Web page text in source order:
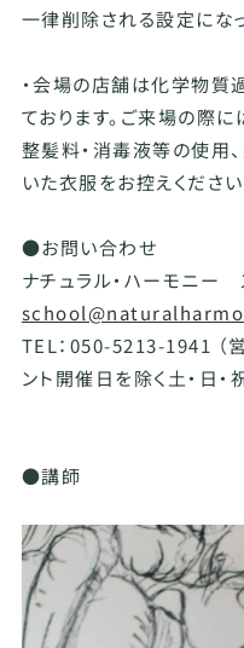
一律削除される設定にな
・会場の店舗は化学物質
ております。ご来場の際
整髪料・消毒液等の使用
いた衣服をお控えくださ
●お問い合わせ
ナチュラル・ハーモニー
TEL：050-5213-1941 （
ント開催日を除く土・日・
●講師